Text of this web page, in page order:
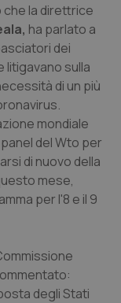
che la direttrice
ha parlato a
dei
litigavano sulla
di un più
mondiale
panel del Wto per
di nuovo della
mese,
per l'8 e il 9
degli Stati